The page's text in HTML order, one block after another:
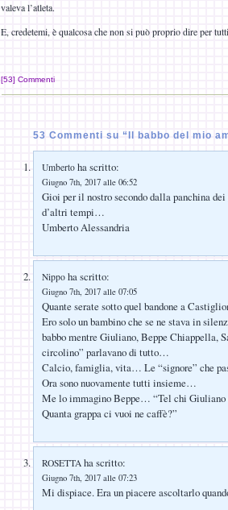
valeva l’atleta.
E, credetemi, è qualcosa che non si può proprio dire per
[53] Commenti
53 Commenti su “Il babbo del mio
Umberto ha scritto:
Giugno 7th, 2017 alle 06:52
Gioi per il nostro secondo dalla panchina
d’altri tempi…
Umberto Alessandria
Nippo ha scritto:
Giugno 7th, 2017 alle 07:05
Quante serate sotto quel bandone a
Ero solo un bambino che se ne stava in
babbo mentre Giuliano, Beppe Chiappella,
circolino” parlavano di tutto…
Calcio, famiglia, vita… Le “signore” che
Ora sono nuovamente tutti insieme…
Me lo immagino Beppe… “Tel chi Giuliano
Quanta grappa ci vuoi ne caffè?”
ROSETTA ha scritto:
Giugno 7th, 2017 alle 07:23
Mi dispiace. Era un piacere ascoltarlo